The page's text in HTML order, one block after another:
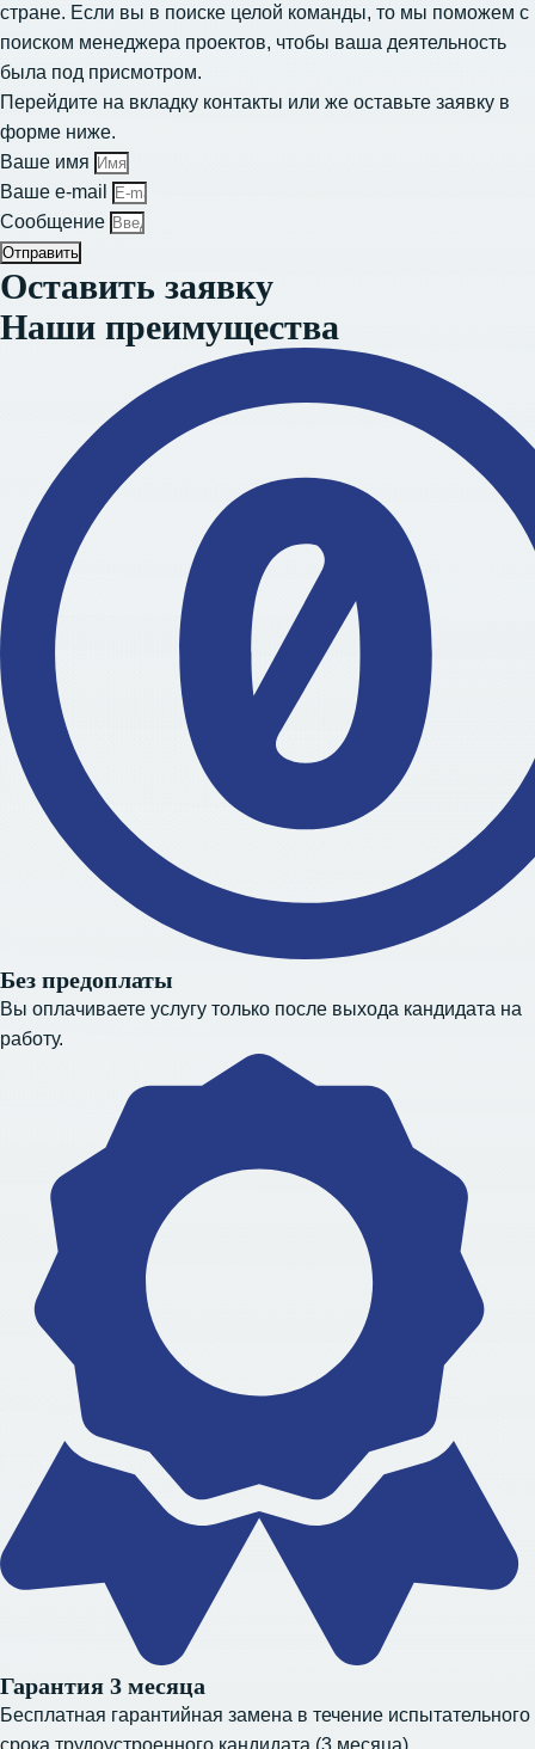
стране. Если вы в поиске целой команды, то мы поможем с
поиском менеджера проектов, чтобы ваша деятельность
была под присмотром.
Перейдите на вкладку контакты или же оставьте заявку в
форме ниже.
Ваше имя
Ваше e-mail
Сообщение
Отправить
Оставить заявку
Наши преимущества
Без предоплаты
Вы оплачиваете услугу только после выхода кандидата на
работу.
Гарантия 3 месяца
Бесплатная гарантийная замена в течение испытательного
срока трудоустроенного кандидата (3 месяца).